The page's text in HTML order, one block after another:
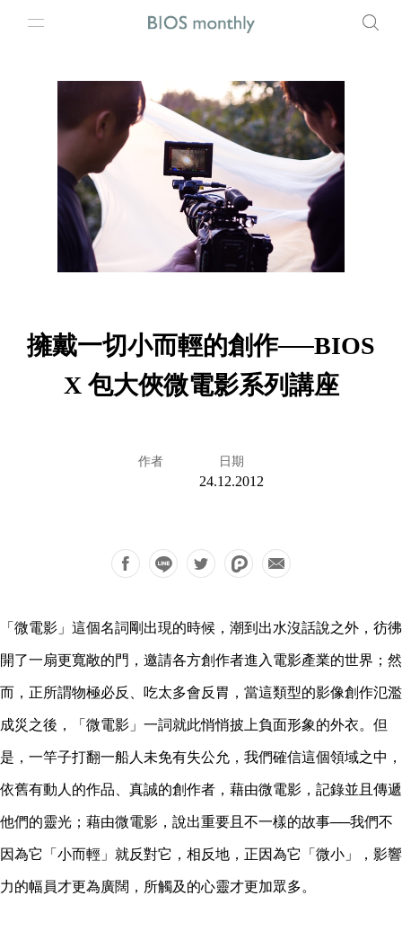
擁戴一切小而輕的創作──BIOS
X 包大俠微電影系列講座
作者 日期
24.12.2012
「微電影」這個名詞剛出現的時候，潮到出水沒話說之外，彷彿
開了一扇更寬敞的門，邀請各方創作者進入電影產業的世界；然
而，正所謂物極必反、吃太多會反胃，當這類型的影像創作氾濫
成災之後，「微電影」一詞就此悄悄披上負面形象的外衣。但
是，一竿子打翻一船人未免有失公允，我們確信這個領域之中，
依舊有動人的作品、真誠的創作者，藉由微電影，記錄並且傳遞
他們的靈光；藉由微電影，說出重要且不一樣的故事──我們不
因為它「小而輕」就反對它，相反地，正因為它「微小」，影響
力的幅員才更為廣闊，所觸及的心靈才更加眾多。